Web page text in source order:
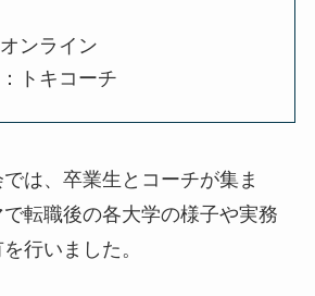
ンライン
トキコーチ
は、卒業生とコーチが集ま
転職後の各大学の様子や実務
行いました。